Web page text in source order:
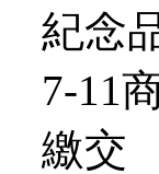
紀念
7-11
繳交